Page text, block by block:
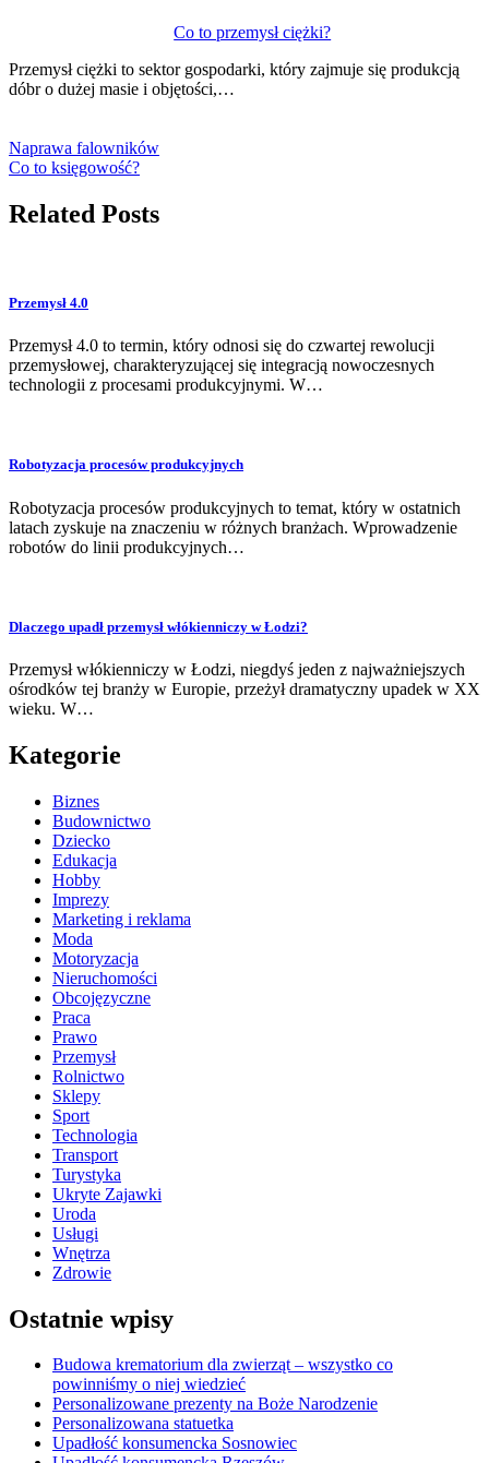
Co to przemysł ciężki?
Przemysł ciężki to sektor gospodarki, który zajmuje się produkcją
dóbr o dużej masie i objętości,…
Naprawa falowników
Co to księgowość?
Related Posts
Przemysł 4.0
Przemysł 4.0 to termin, który odnosi się do czwartej rewolucji
przemysłowej, charakteryzującej się integracją nowoczesnych
technologii z procesami produkcyjnymi. W…
Robotyzacja procesów produkcyjnych
Robotyzacja procesów produkcyjnych to temat, który w ostatnich
latach zyskuje na znaczeniu w różnych branżach. Wprowadzenie
robotów do linii produkcyjnych…
Dlaczego upadł przemysł włókienniczy w Łodzi?
Przemysł włókienniczy w Łodzi, niegdyś jeden z najważniejszych
ośrodków tej branży w Europie, przeżył dramatyczny upadek w XX
wieku. W…
Kategorie
Biznes
Budownictwo
Dziecko
Edukacja
Hobby
Imprezy
Marketing i reklama
Moda
Motoryzacja
Nieruchomości
Obcojęzyczne
Praca
Prawo
Przemysł
Rolnictwo
Sklepy
Sport
Technologia
Transport
Turystyka
Ukryte Zajawki
Uroda
Usługi
Wnętrza
Zdrowie
Ostatnie wpisy
Budowa krematorium dla zwierząt – wszystko co
powinniśmy o niej wiedzieć
Personalizowane prezenty na Boże Narodzenie
Personalizowana statuetka
Upadłość konsumencka Sosnowiec